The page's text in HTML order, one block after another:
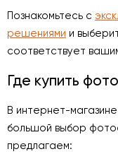
Познакомьтесь с
решениями и
соответствует
Где купить
В интернет-магазине
большой выбор
предлагаем: